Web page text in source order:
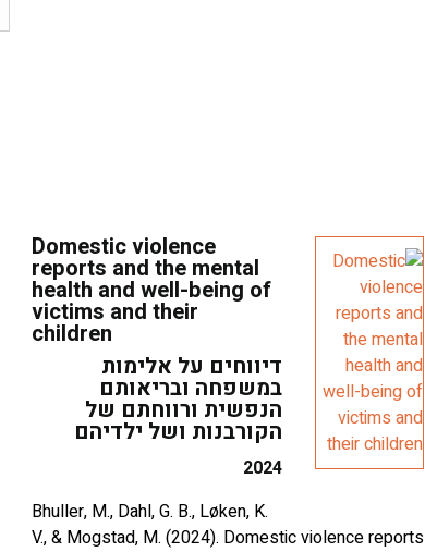
Domestic violence
reports and the mental
health and well-being of
victims and their
children
דיווחים על אלימות
במשפחה ובריאותם
הנפשית ורווחתם של
הקורבנות ושל ילדיהם
2024
Bhuller, M., Dahl, G. B., Løken, K.
V., & Mogstad, M. (2024). Domestic violence reports